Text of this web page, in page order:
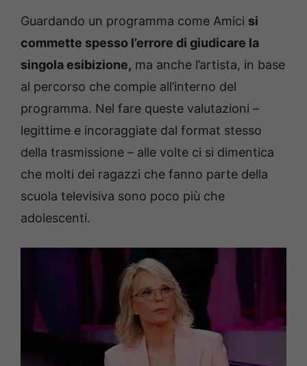
Guardando un programma come Amici si
commette spesso l’errore di giudicare la
singola esibizione, ma anche l’artista, in base
al percorso che compie all’interno del
programma. Nel fare queste valutazioni –
legittime e incoraggiate dal format stesso
della trasmissione – alle volte ci si dimentica
che molti dei ragazzi che fanno parte della
scuola televisiva sono poco più che
adolescenti.